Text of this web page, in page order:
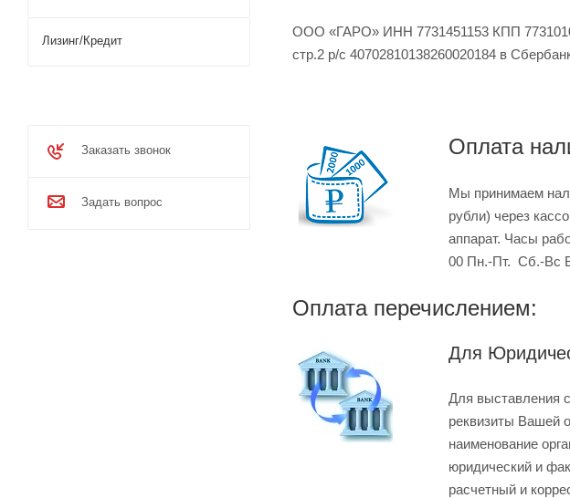
ООО «ГАРО» ИНН 7731451153 КПП
стр.2 р/с 40702810138260020184 в
Оплата
Мы принимаем
рубли) через
аппарат. Часы
00 Пн.-Пт. Сб.-Вс
Оплата перечислением:
Для
Для выставления
реквизиты Вашей
наименование
юридический и
расчетный и
Лизинг/Кредит
Заказать звонок
Задать вопрос